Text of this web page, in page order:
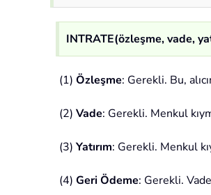
INTRATE(özleşme, vade,
(1) Özleşme: Gerekli. Bu,
(2) Vade: Gerekli. Menkul
(3) Yatırım: Gerekli. Menkul
(4) Geri Ödeme: Gerekli.